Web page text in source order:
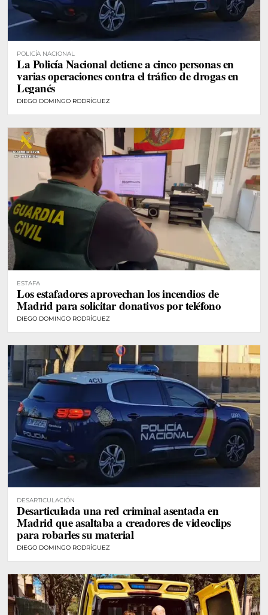
POLICÍA NACIONAL
La Policía Nacional detiene a cinco personas en
varias operaciones contra el tráfico de drogas en
Leganés
DIEGO DOMINGO RODRÍGUEZ
ESTAFA
Los estafadores aprovechan los incendios de
Madrid para solicitar donativos por teléfono
DIEGO DOMINGO RODRÍGUEZ
DESARTICULACIÓN
Desarticulada una red criminal asentada en
Madrid que asaltaba a creadores de videoclips
para robarles su material
DIEGO DOMINGO RODRÍGUEZ